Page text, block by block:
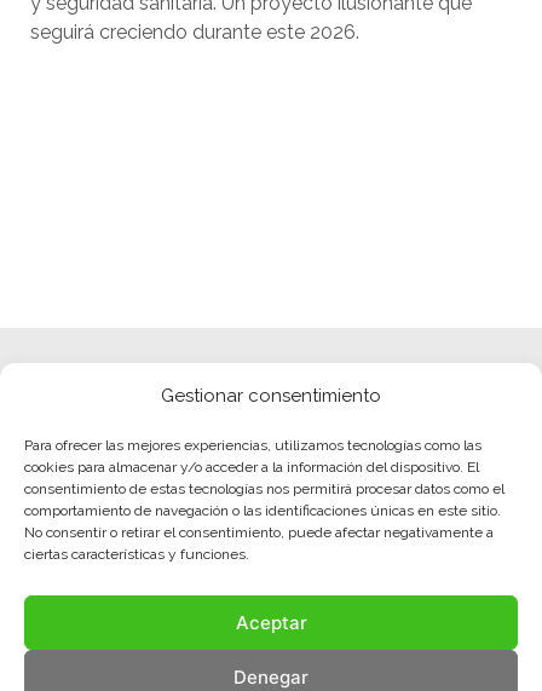
Gestionar consentimiento
Para ofrecer las mejores experiencias, utilizamos tecnologías como las
cookies para almacenar y/o acceder a la información del dispositivo. El
consentimiento de estas tecnologías nos permitirá procesar datos como el
comportamiento de navegación o las identificaciones únicas en este sitio.
No consentir o retirar el consentimiento, puede afectar negativamente a
ciertas características y funciones.
Aceptar
Denegar
seguirá creciendo durante este 2026.